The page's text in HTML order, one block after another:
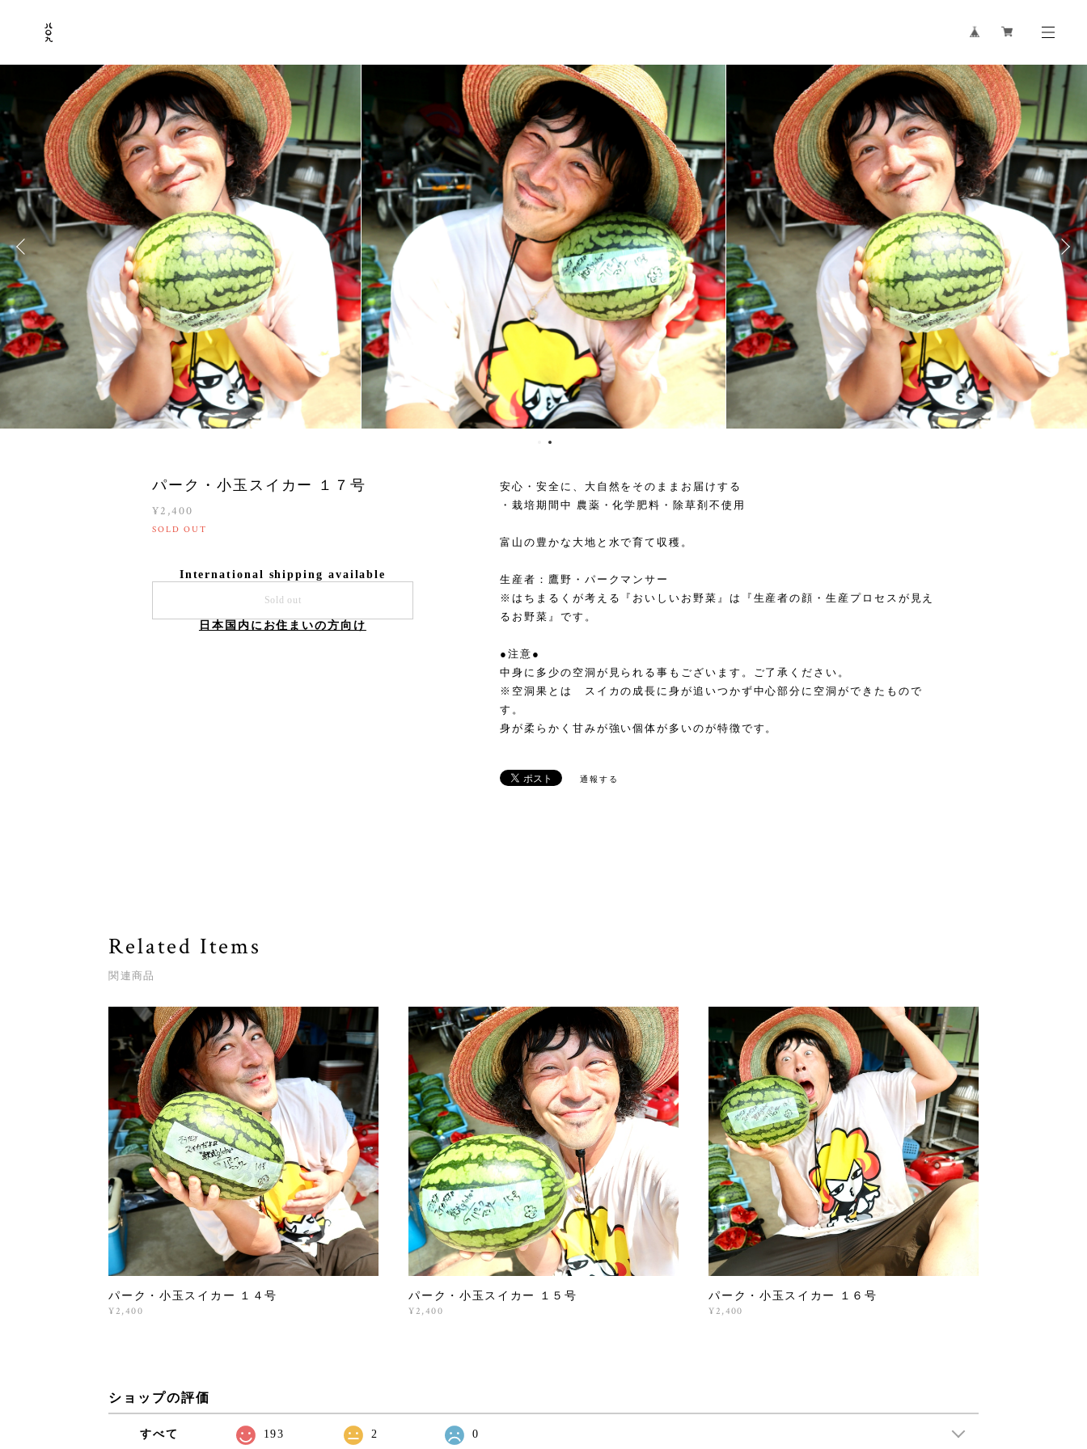
パーク・小玉スイカー １７号
¥2,400
SOLD OUT
International shipping available
Sold out
日本国内にお住まいの方向け
安心・安全に、大自然をそのままお届けする
・栽培期間中 農薬・化学肥料・除草剤不使用
富山の豊かな大地と水で育て収穫。
生産者：鷹野・パークマンサー
※はちまるくが考える『おいしいお野菜』は『生産者の顔・生産プロセスが見え
るお野菜』です。
●注意●
中身に多少の空洞が見られる事もございます。ご了承ください。
※空洞果とは スイカの成長に身が追いつかず中心部分に空洞ができたもので
す。
身が柔らかく甘みが強い個体が多いのが特徴です。
通報する
Related Items
関連商品
パーク・小玉スイカー １４号
¥2,400
パーク・小玉スイカー １５号
¥2,400
パーク・小玉スイカー １６号
¥2,400
ショップの評価
すべて 193 2 0